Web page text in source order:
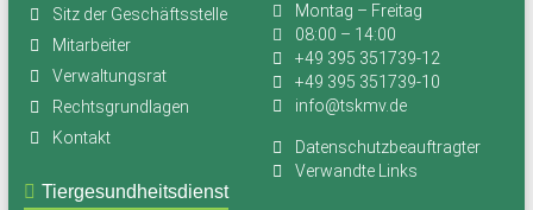
Sitz der Geschäftsstelle
Mitarbeiter
Verwaltungsrat
Rechtsgrundlagen
Kontakt
Tiergesundheitsdienst
Montag – Freitag
08:00 – 14:00
+49 395 351739-12
+49 395 351739-10
info@tskmv.de
Datenschutzbeauftragter
Verwandte Links